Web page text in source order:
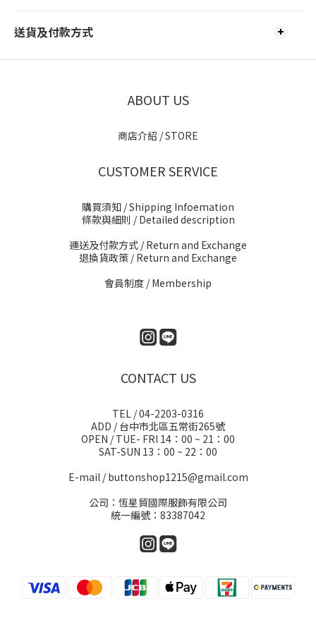
送貨及付款方式
ABOUT US
商店介紹 / STORE
CUSTOMER SERVICE
購買須知 / Shipping Infoemation
條款與細則 / Detailed description
運送及付款方式 / Return and Exchange
退換貨政策 / Return and Exchange
會員制度 / Membership
CONTACT US
TEL / 04-2203-0316
ADD / 台中市北區五常街265號
OPEN / TUE- FRI 14：00 ~ 21：00
SAT-SUN 13：00 ~ 22：00
E-mail / buttonshop1215@gmail.com
公司：恆星貿國際服飾有限公司
統一編號：83387042